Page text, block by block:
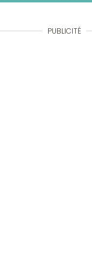
PUBLICITÉ